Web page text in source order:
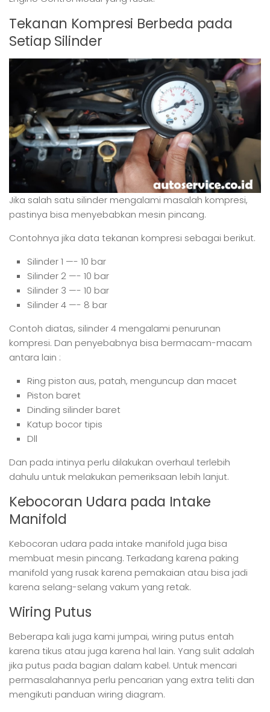
Tekanan Kompresi Berbeda pada
Setiap Silinder
Jika salah satu silinder mengalami masalah kompresi,
pastinya bisa menyebabkan mesin pincang.
Contohnya jika data tekanan kompresi sebagai berikut.
Silinder 1 —- 10 bar
Silinder 2 —- 10 bar
Silinder 3 —- 10 bar
Silinder 4 —- 8 bar
Contoh diatas, silinder 4 mengalami penurunan
kompresi. Dan penyebabnya bisa bermacam-macam
antara lain :
Ring piston aus, patah, menguncup dan macet
Piston baret
Dinding silinder baret
Katup bocor tipis
Dll
Dan pada intinya perlu dilakukan overhaul terlebih
dahulu untuk melakukan pemeriksaan lebih lanjut.
Kebocoran Udara pada Intake
Manifold
Kebocoran udara pada intake manifold juga bisa
membuat mesin pincang. Terkadang karena paking
manifold yang rusak karena pemakaian atau bisa jadi
karena selang-selang vakum yang retak.
Wiring Putus
Beberapa kali juga kami jumpai, wiring putus entah
karena tikus atau juga karena hal lain. Yang sulit adalah
jika putus pada bagian dalam kabel. Untuk mencari
permasalahannya perlu pencarian yang extra teliti dan
mengikuti panduan wiring diagram.